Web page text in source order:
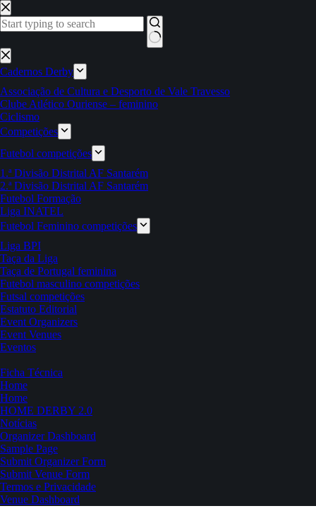
Pular
para
o
Sem
resultados
Cadernos Derby
Associação de Cultura e Desporto de Vale Travesso
Clube Atlético Ouriense – feminino
Ciclismo
Competições
Futebol competições
1.ª Divisão Distrital AF Santarém
2.ª Divisão Distrital AF Santarém
Futebol Formação
Liga INATEL
Futebol Feminino competições
Liga BPI
Taça da Liga
Taça de Portugal feminina
Futebol masculino competições
Futsal competições
Estatuto Editorial
Event Organizers
Event Venues
Eventos
Ficha Técnica
Home
Home
HOME DERBY 2.0
Notícias
Organizer Dashboard
Sample Page
Submit Organizer Form
Submit Venue Form
Termos e Privacidade
Venue Dashboard